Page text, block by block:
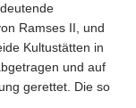
Ramses II, und
Kultustätten in
und auf
gerettet. Die so